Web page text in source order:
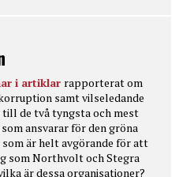
i artiklar rapporterat om
samt vilseledande
de två tyngsta och mest
ansvarar för den gröna
är helt avgörande för att
som Northvolt och Stegra
är dessa organisationer?